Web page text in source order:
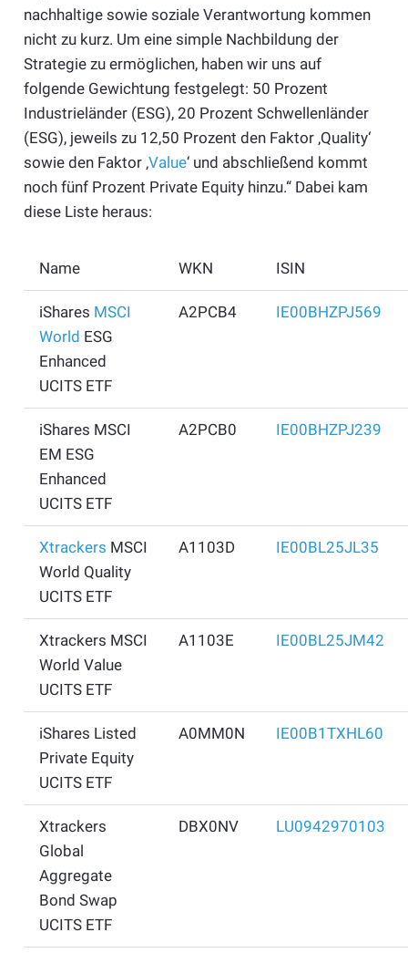
nachhaltige sowie soziale Verantwortung kommen
nicht zu kurz. Um eine simple Nachbildung der
Strategie zu ermöglichen, haben wir uns auf
folgende Gewichtung festgelegt: 50 Prozent
Industrieländer (ESG), 20 Prozent Schwellenländer
(ESG), jeweils zu 12,50 Prozent den Faktor ‚Quality‘
sowie den Faktor ‚Value‘ und abschließend kommt
noch fünf Prozent Private Equity hinzu.“ Dabei kam
diese Liste heraus:
Name WKN ISIN
iShares MSCI
World ESG
Enhanced
UCITS ETF
A2PCB4 IE00BHZPJ569
iShares MSCI
EM ESG
Enhanced
UCITS ETF
A2PCB0 IE00BHZPJ239
Xtrackers MSCI
World Quality
UCITS ETF
A1103D IE00BL25JL35
Xtrackers MSCI
World Value
UCITS ETF
A1103E IE00BL25JM42
iShares Listed
Private Equity
UCITS ETF
A0MM0N IE00B1TXHL60
Xtrackers
Global
Aggregate
Bond Swap
UCITS ETF
DBX0NV LU0942970103